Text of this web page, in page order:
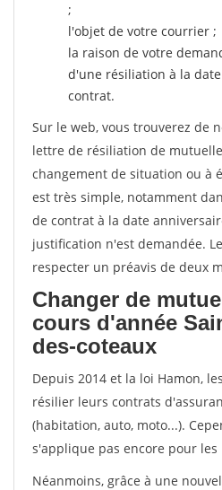
;
l'objet de votre courrier ;
la raison de votre
d'une résiliation à la
contrat.
Sur le web, vous trouverez de
lettre de résiliation de
changement de situation ou à
est très simple, notamment
de contrat à la date
justification n'est demandée.
respecter un préavis de deux
Changer de
cours d'année
des-coteaux
Depuis 2014 et la loi Hamon,
résilier leurs contrats
(habitation, auto, moto...).
s'applique pas encore pour
Néanmoins, grâce à une